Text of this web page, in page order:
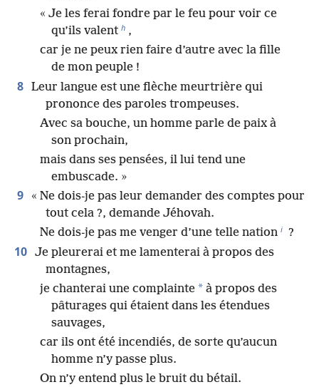
« Je les ferai fondre par le feu pour voir ce
qu’ils valent h ,
car je ne peux rien faire d’autre avec la fille
de mon peuple !
8 Leur langue est une flèche meurtrière qui
prononce des paroles trompeuses.
Avec sa bouche, un homme parle de paix à
son prochain,
mais dans ses pensées, il lui tend une
embuscade. »
9
« Ne dois-je pas leur demander des comptes pour
tout cela ?, demande Jéhovah.
Ne dois-je pas me venger d’une telle nation i ?
10 Je pleurerai et me lamenterai à propos des
montagnes,
je chanterai une complainte * à propos des
pâturages qui étaient dans les étendues
sauvages,
car ils ont été incendiés, de sorte qu’aucun
homme n’y passe plus.
On n’y entend plus le bruit du bétail.